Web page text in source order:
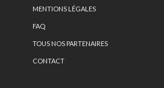
MENTIONS LÉGALES
FAQ
TOUS NOS PARTENAIRES
CONTACT